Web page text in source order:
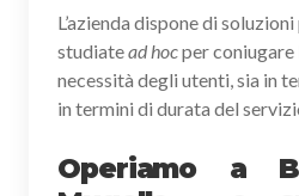
L’azienda dispone di
studiatead hocper
necessità degli utenti, sia in
in termini di durata del
Operiamo a